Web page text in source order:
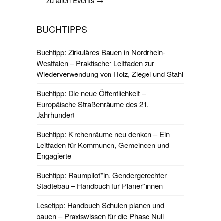
BUCHTIPPS
Buchtipp: Zirkuläres Bauen in Nordrhein-
Westfalen – Praktischer Leitfaden zur
Wiederverwendung von Holz, Ziegel und Stahl
Buchtipp: Die neue Öffentlichkeit –
Europäische Straßenräume des 21.
Jahrhundert
Buchtipp: Kirchenräume neu denken – Ein
Leitfaden für Kommunen, Gemeinden und
Engagierte
Buchtipp: Raumpilot*in. Gendergerechter
Städtebau – Handbuch für Planer*innen
Lesetipp: Handbuch Schulen planen und
bauen – Praxiswissen für die Phase Null